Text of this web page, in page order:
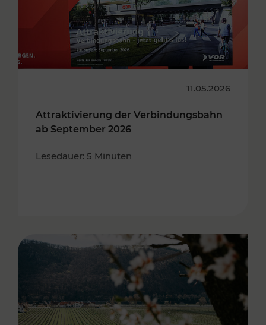
11.05.2026
Attraktivierung der Verbindungsbahn
ab September 2026
Lesedauer: 5 Minuten